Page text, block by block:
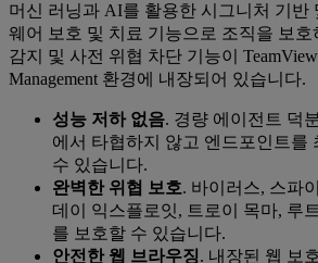
머신 러닝과 AI를 활용한 시그니처 기반
웨어 보호 및 치료 기능으로 조직을 보호
감지 및 사전 위협 차단 기능이
Management 환경에 내장되어 있습니다.
성능 저하 없음. 경량 에이전트 덕
에서 타협하지 않고 엔드포인트를
수 있습니다.
완벽한 위협 보호. 바이러스, 스파
데이 익스플로잇, 트로이 목마, 루
를 보호할 수 있습니다.
안전한 웹 브라우징. 내장된 웹 보